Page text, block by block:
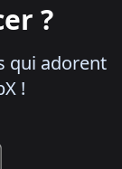
?
qui adorent
!